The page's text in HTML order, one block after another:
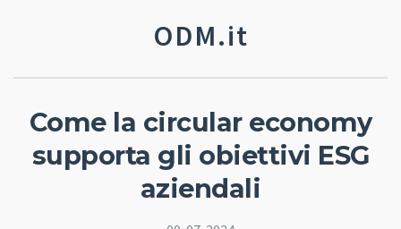
ODM.it
Come la circular economy
supporta gli obiettivi ESG
aziendali